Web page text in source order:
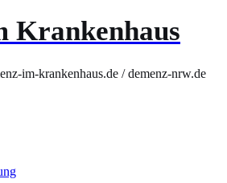
Krankenhaus
im-krankenhaus.de / demenz-nrw.de